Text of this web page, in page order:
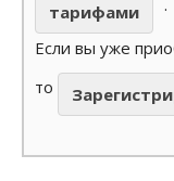
тарифами
.
Если вы уже
то